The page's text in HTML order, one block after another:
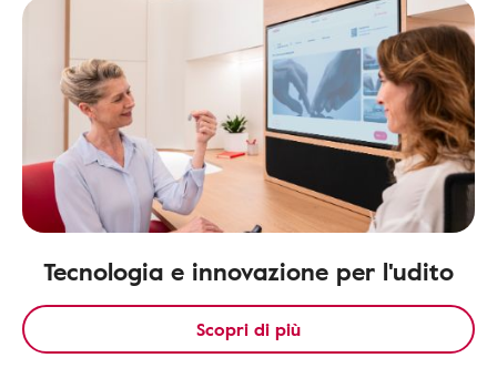
Tecnologia e innovazione per l'udito
Scopri di più